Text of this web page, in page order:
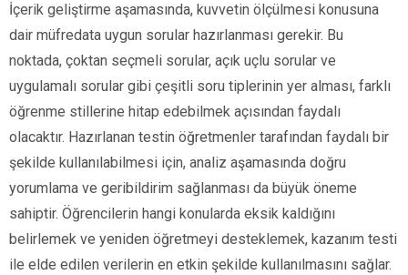
İçerik geliştirme aşamasında, kuvvetin ölçülmesi konusuna
dair müfredata uygun sorular hazırlanması gerekir. Bu
noktada, çoktan seçmeli sorular, açık uçlu sorular ve
uygulamalı sorular gibi çeşitli soru tiplerinin yer alması, farklı
öğrenme stillerine hitap edebilmek açısından faydalı
olacaktır. Hazırlanan testin öğretmenler tarafından faydalı bir
şekilde kullanılabilmesi için, analiz aşamasında doğru
yorumlama ve geribildirim sağlanması da büyük öneme
sahiptir. Öğrencilerin hangi konularda eksik kaldığını
belirlemek ve yeniden öğretmeyi desteklemek, kazanım testi
ile elde edilen verilerin en etkin şekilde kullanılmasını sağlar.